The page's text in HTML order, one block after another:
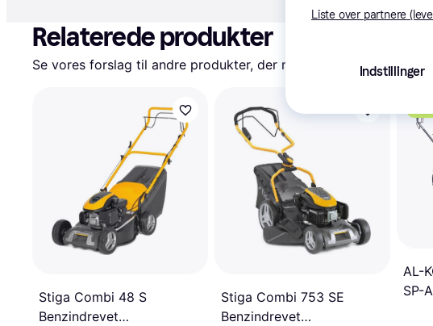
Relaterede produkter
Se vores forslag til andre produkter, der matcher dine interesser.
Stiga Combi 48 S
Benzindrevet
Stiga Combi 753 SE
Benzindrevet
AL-
SP-
Liste over partnere
Indstillinger